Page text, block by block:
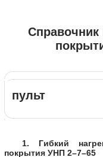
Справочник
пульт
1. Гибкий
покрытия УНП 2–7–65